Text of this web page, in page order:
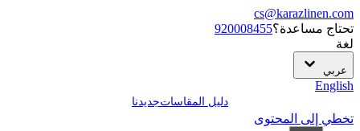
cs@karazlinen.com
تحتاج مساعدة؟920008455
لغة
عربي
English
دليل المقاساتجديدنا
تخطي إلى المحتوى